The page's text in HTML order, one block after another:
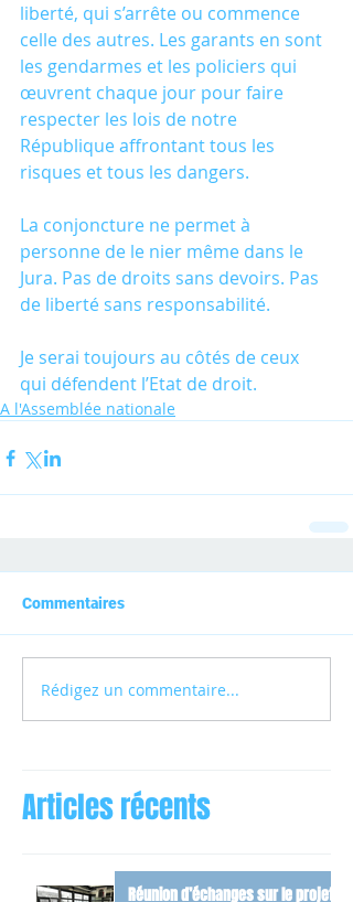
liberté, qui s’arrête ou commence
celle des autres. Les garants en sont
les gendarmes et les policiers qui
œuvrent chaque jour pour faire
respecter les lois de notre
République affrontant tous les
risques et tous les dangers.
La conjoncture ne permet à
personne de le nier même dans le
Jura. Pas de droits sans devoirs. Pas
de liberté sans responsabilité.
Je serai toujours au côtés de ceux
qui défendent l’Etat de droit.
A l'Assemblée nationale
Commentaires
Rédigez un commentaire...
Articles récents
Réunion d’échanges sur le projet